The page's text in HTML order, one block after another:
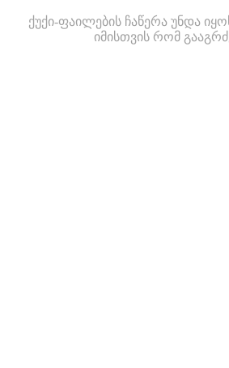
ქუქი-ფაილების ჩაწერა უნდა
იმისთვის რომ